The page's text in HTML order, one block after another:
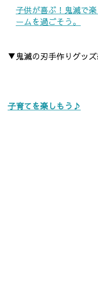
子供が喜ぶ！鬼滅で
ームを過ごそう。
▼鬼滅の刃手作りグッ
子育てを楽しもう♪